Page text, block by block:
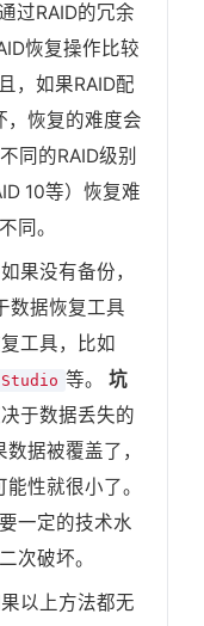
过RAID的冗余
恢复操作比较
，如果RAID配
，恢复的难度会
同的RAID级别
10等）恢复难
同。
如果没有备份，
数据恢复工具
工具，比如
Studio 等。 坑
于数据丢失的
据被覆盖了，
性就很小了。
一定的技术水
次破坏。
以上方法都无